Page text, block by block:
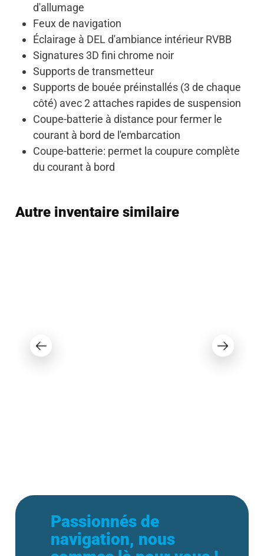
d'allumage
Feux de navigation
Éclairage à DEL d'ambiance intérieur RVBB
Signatures 3D fini chrome noir
Supports de transmetteur
Supports de bouée préinstallés (3 de chaque
côté) avec 2 attaches rapides de suspension
Coupe-batterie à distance pour fermer le
courant à bord de l'embarcation
Coupe-batterie: permet la coupure complète
du courant à bord
Autre inventaire similaire
Passionnés de
navigation, nous